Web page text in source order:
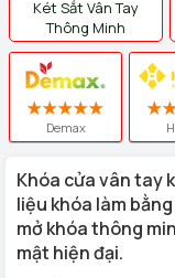
Két Sắt Vân Tay
Thông Minh
Demax
Khóa cửa vân tay
liệu khóa làm
mở khóa thông
mật hiện đại.